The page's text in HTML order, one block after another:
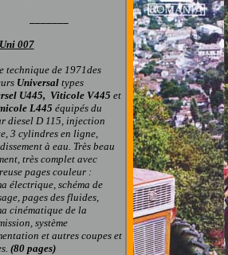
Uni 007
technique de 1971des
Universaltypes
U445, Viticole V445 et
L445 équipés du
diesel D 115, injection
3 cylindres en ligne,
à eau. Très beau
très complet avec
pages couleur :
électrique, schéma de
pages des fluides,
cinématique de la
système
et autres coupes et
(80 pages)